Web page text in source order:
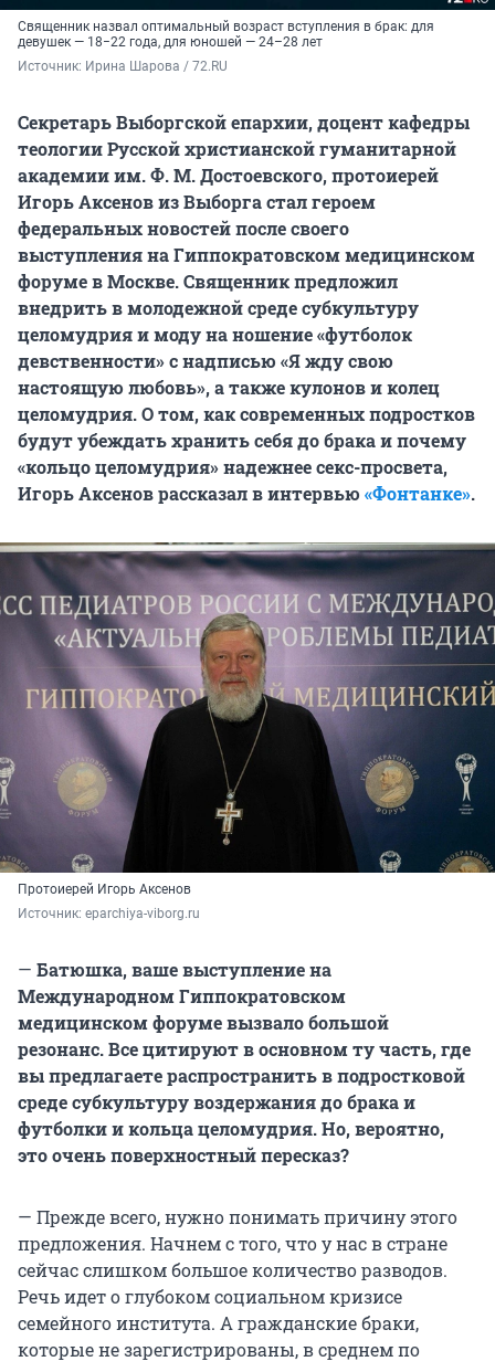
Священник назвал оптимальный возраст вступления в брак: для
девушек — 18−22 года, для юношей — 24–28 лет
Источник: Ирина Шарова / 72.RU
Секретарь Выборгской епархии, доцент кафедры
теологии Русской христианской гуманитарной
академии им. Ф. М. Достоевского, протоиерей
Игорь Аксенов из Выборга стал героем
федеральных новостей после своего
выступления на Гиппократовском медицинском
форуме в Москве. Священник предложил
внедрить в молодежной среде субкультуру
целомудрия и моду на ношение «футболок
девственности» с надписью «Я жду свою
настоящую любовь», а также кулонов и колец
целомудрия. О том, как современных подростков
будут убеждать хранить себя до брака и почему
«кольцо целомудрия» надежнее секс-просвета,
Игорь Аксенов рассказал в интервью«Фонтанке».
Протоиерей Игорь Аксенов
Источник: eparchiya-viborg.ru
— Батюшка, ваше выступление на
Международном Гиппократовском
медицинском форуме вызвало большой
резонанс. Все цитируют в основном ту часть, где
вы предлагаете распространить в подростковой
среде субкультуру воздержания до брака и
футболки и кольца целомудрия. Но, вероятно,
это очень поверхностный пересказ?
— Прежде всего, нужно понимать причину этого
предложения. Начнем с того, что у нас в стране
сейчас слишком большое количество разводов.
Речь идет о глубоком социальном кризисе
семейного института. А гражданские браки,
которые не зарегистрированы, в среднем по